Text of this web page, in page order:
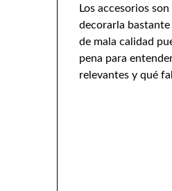
Los accesorios
decorarla
de mala calidad
pena para
relevantes y qué